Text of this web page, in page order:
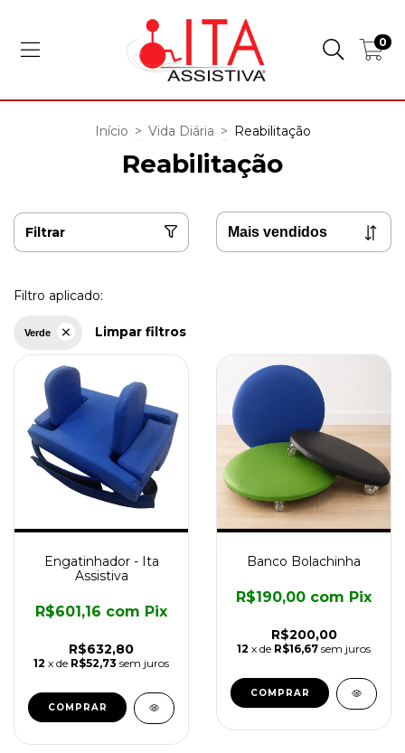
0
Início > Vida Diária > Reabilitação
Reabilitação
Filtrar
Filtro aplicado:
Verde Limpar filtros
Engatinhador - Ita
Assistiva
R$632,80
R$601,16 com Pix
12 x de R$52,73 sem juros
COMPRAR
Banco Bolachinha
R$200,00
R$190,00 com Pix
12 x de R$16,67 sem juros
COMPRAR